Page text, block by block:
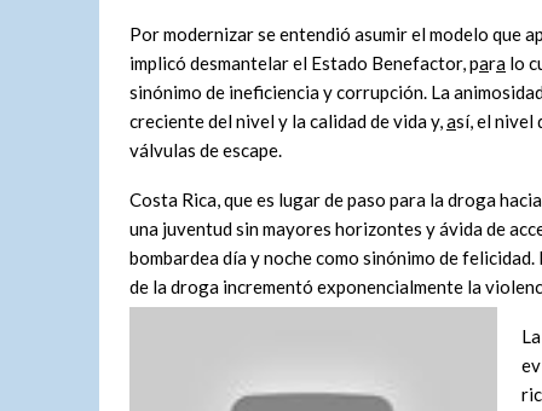
Por modernizar se entendió asumir el modelo que
implicó desmantelar el Estado Benefactor, para lo
sinónimo de ineficiencia y corrupción. La
creciente del nivel y la calidad de vida y,así, el nivel
válvulas de escape.
Costa Rica, que es lugar de paso para la droga
una juventud sin mayores horizontes y ávida de
bombardea día y noche como sinónimo de
de la droga incrementó exponencialmente la